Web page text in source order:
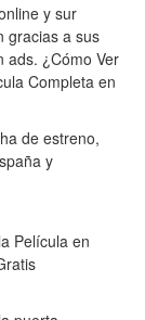
y sur
gracias a sus
ads. ¿Cómo Ver
Completa en
de estreno,
y
Película en